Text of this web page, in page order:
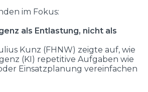
im Fokus:
als Entlastung, nicht als
Kunz (FHNW) zeigte auf, wie
(KI) repetitive Aufgaben wie
Einsatzplanung vereinfachen